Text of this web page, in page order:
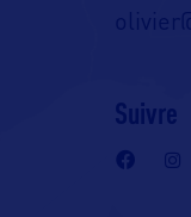
Suivre